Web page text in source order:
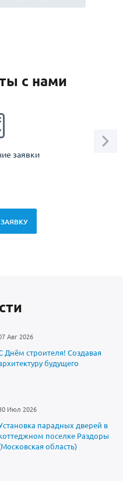
с нами
заявки
Авг 2026
Днём строителя! Создавая
будущего
Июл 2026
парадных дверей в
поселке Раздоры
область)